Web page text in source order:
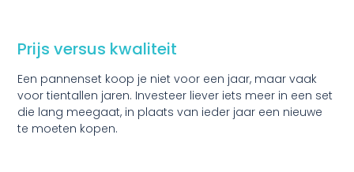
Prijs versus kwaliteit
Een pannenset koop je niet voor een jaar, maar vaak
voor tientallen jaren. Investeer liever iets meer in een set
die lang meegaat, in plaats van ieder jaar een nieuwe
te moeten kopen.